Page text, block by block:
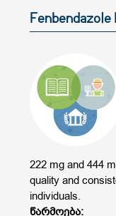
Fenbendazole
222 mg and 444
quality and
individuals.
წარმოება: